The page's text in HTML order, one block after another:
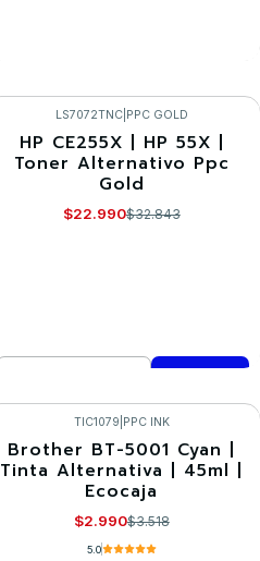
VER DETALLES
-30%
LS7072TNC| PPC GOLD
HP CE255X | HP 55X |
Toner Alternativo Ppc
Gold
$22.990$32.843
Comprar ahora
-15%
TIC1079 PPC INK
Brother BT-5001 Cyan |
Tinta Alternativa | 45ml |
Ecocaja
$2.990$3.518
5.0